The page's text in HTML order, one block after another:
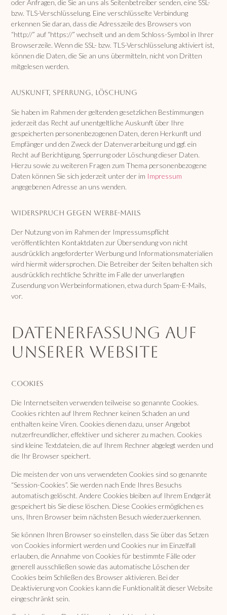
oder Anfragen, die Sie an uns als Seitenbetreiber senden, eine SSL-
bzw. TLS-Verschlüsselung. Eine verschlüsselte Verbindung
erkennen Sie daran, dass die Adresszeile des Browsers von
“http://” auf “https://” wechselt und an dem Schloss-Symbol in Ihrer
Browserzeile. Wenn die SSL- bzw. TLS-Verschlüsselung aktiviert ist,
können die Daten, die Sie an uns übermitteln, nicht von Dritten
mitgelesen werden.
Auskunft, Sperrung, Löschung
Sie haben im Rahmen der geltenden gesetzlichen Bestimmungen
jederzeit das Recht auf unentgeltliche Auskunft über Ihre
gespeicherten personenbezogenen Daten, deren Herkunft und
Empfänger und den Zweck der Datenverarbeitung und ggf. ein
Recht auf Berichtigung, Sperrung oder Löschung dieser Daten.
Hierzu sowie zu weiteren Fragen zum Thema personenbezogene
Daten können Sie sich jederzeit unter der im Impressum
angegebenen Adresse an uns wenden.
Widerspruch gegen Werbe-Mails
Der Nutzung von im Rahmen der Impressumspflicht
veröffentlichten Kontaktdaten zur Übersendung von nicht
ausdrücklich angeforderter Werbung und Informationsmaterialien
wird hiermit widersprochen. Die Betreiber der Seiten behalten sich
ausdrücklich rechtliche Schritte im Falle der unverlangten
Zusendung von Werbeinformationen, etwa durch Spam-E-Mails,
vor.
Datenerfassung auf
unserer Website
Cookies
Die Internetseiten verwenden teilweise so genannte Cookies.
Cookies richten auf Ihrem Rechner keinen Schaden an und
enthalten keine Viren. Cookies dienen dazu, unser Angebot
nutzerfreundlicher, effektiver und sicherer zu machen. Cookies
sind kleine Textdateien, die auf Ihrem Rechner abgelegt werden und
die Ihr Browser speichert.
Die meisten der von uns verwendeten Cookies sind so genannte
“Session-Cookies”. Sie werden nach Ende Ihres Besuchs
automatisch gelöscht. Andere Cookies bleiben auf Ihrem Endgerät
gespeichert bis Sie diese löschen. Diese Cookies ermöglichen es
uns, Ihren Browser beim nächsten Besuch wiederzuerkennen.
Sie können Ihren Browser so einstellen, dass Sie über das Setzen
von Cookies informiert werden und Cookies nur im Einzelfall
erlauben, die Annahme von Cookies für bestimmte Fälle oder
generell ausschließen sowie das automatische Löschen der
Cookies beim Schließen des Browser aktivieren. Bei der
Deaktivierung von Cookies kann die Funktionalität dieser Website
eingeschränkt sein.